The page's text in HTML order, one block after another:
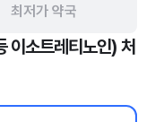
최저가 약국
이소트레티노인) 처